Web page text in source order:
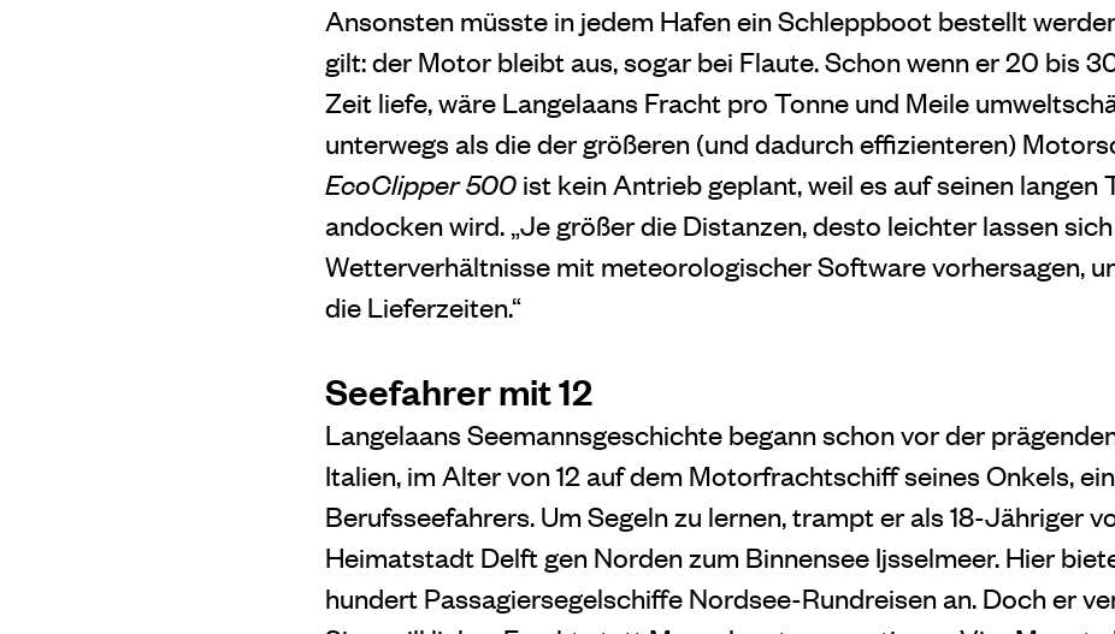
Ansonsten müsste in jedem Hafen ein Schleppboot bestellt
gilt: der Motor bleibt aus, sogar bei Flaute. Schon wenn er 20 bis
Zeit liefe, wäre Langelaans Fracht pro Tonne und Meile
unterwegs als die der größeren (und dadurch effizienteren)
EcoClipper 500 ist kein Antrieb geplant, weil es auf seinen langen
andocken wird. „Je größer die Distanzen, desto leichter lassen
Wetterverhältnisse mit meteorologischer Software vorhersagen,
die Lieferzeiten.“
Seefahrer mit 12
Langelaans Seemannsgeschichte begann schon vor der
Italien, im Alter von 12 auf dem Motorfrachtschiff seines Onkels,
Berufsseefahrers. Um Segeln zu lernen, trampt er als 18-Jähriger
Heimatstadt Delft gen Norden zum Binnensee Ijsselmeer. Hier
hundert Passagiersegelschiffe Nordsee-Rundreisen an. Doch er